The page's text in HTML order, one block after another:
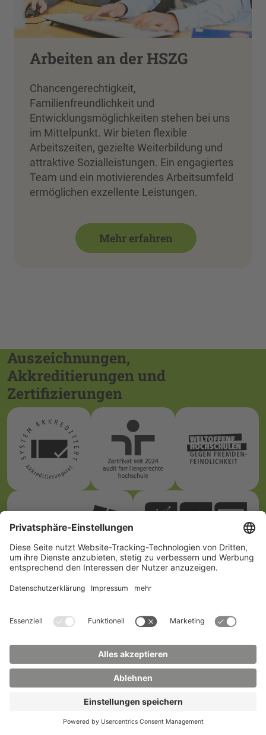
Arbeiten an der HSZG
Chancengerechtigkeit,
Familienfreundlichkeit und
Entwicklungsmöglichkeiten stehen bei uns
im Mittelpunkt. Wir bieten flexible
Arbeitszeiten, gezielte Weiterbildung und
attraktive Sozialleistungen. Ein engagiertes
Team und ein motivierendes Arbeitsumfeld
ermöglichen exzellente Leistungen.
Mehr erfahren
Auszeichnungen,
Akkreditierungen und
Zertifizierungen
Wie du uns erreichst
Zittau/Görlitz
+49 3583 612-
Studienberatung
Telefon:+49 3583 612-
3055
WhatsApp: